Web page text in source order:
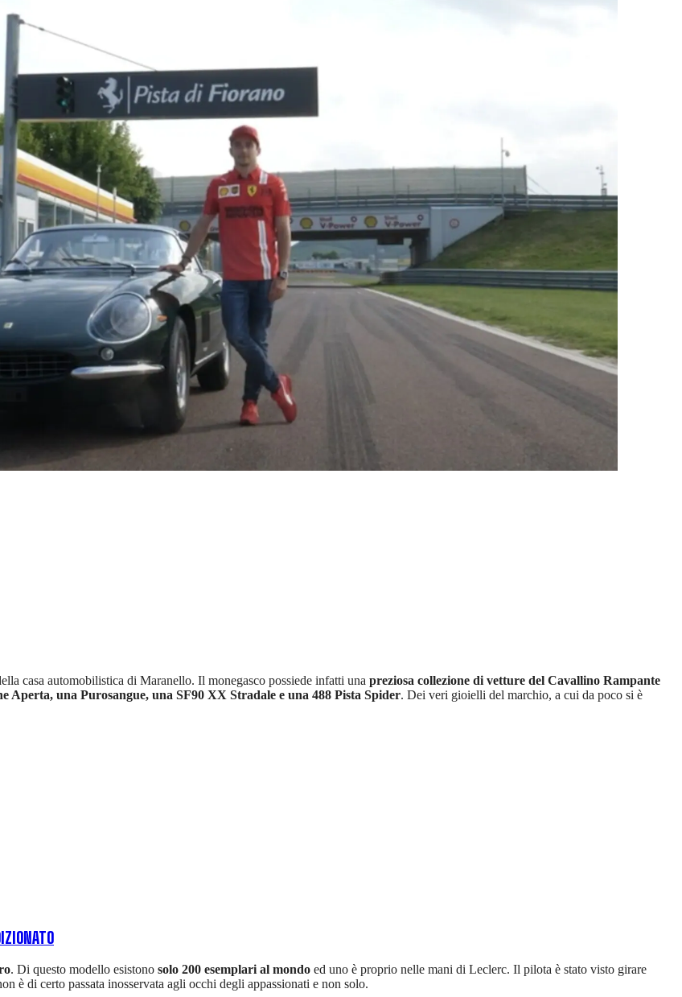
casa automobilistica di Maranello. Il monegasco possiede infatti una preziosa collezione di vetture del Cavallino Rampante
Aperta, una Purosangue, una SF90 XX Stradale e una 488 Pista Spider. Dei veri gioielli del marchio, a cui da poco si è
. Di questo modello esistono solo 200 esemplari al mondo ed uno è proprio nelle mani di Leclerc. Il pilota è stato visto girare
è di certo passata inosservata agli occhi degli appassionati e non solo.